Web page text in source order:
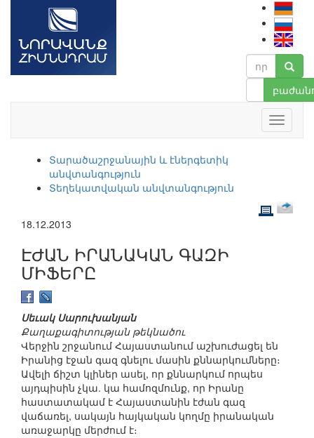
Տարածաշրջանային և էներգետիկ
անվտանգություն
Տեղեկատվական անվտանգություն
18.12.2013
ԷԺԱՆ ԻՐԱՆԱԿԱՆ ԳԱԶԻ
ՄԻՖԵՐԸ
Սեւակ Սարուխանյան
Քաղաքագիտության թեկնածու
Վերջին շրջանում Հայաստանում աշխուժացել են
Իրանից էջան գազ գնելու մասին քննարկումները։
Ավելի ճիշտ կլիներ ասել, որ քննարկում որպես
այդպիսին չկա. կա համոզմունք, որ Իրանը
հաստատակամ է Հայաստանին էժան գազ
վաճառել, սակայն հայկական կողմը իրանական
առաջարկը մերժում է։